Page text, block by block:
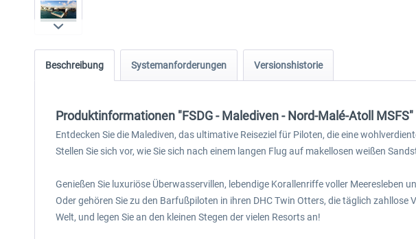
Beschreibung Systemanforderungen Versionshistorie
Produktinformationen "FSDG - Malediven - Nord-Malé-Atoll MSFS"
Entdecken Sie die Malediven, das ultimative Reiseziel für Piloten, die eine
Stellen Sie sich vor, wie Sie sich nach einem langen Flug auf makellosen weißen
Genießen Sie luxuriöse Überwasservillen, lebendige Korallenriffe voller Meeresleben
Oder gehören Sie zu den Barfußpiloten in ihren DHC Twin Otters, die täglich
Welt, und legen Sie an den kleinen Stegen der vielen Resorts an!